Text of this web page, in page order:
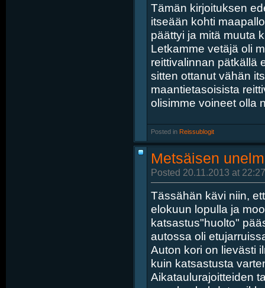
Tämän kirjoituksen
itseään kohti
päättyi ja mitä muuta
Letkamme vetäjä oli
reittivalinnan pätkällä
sitten ottanut vähän
maantietasoisista
olisimme voineet olla
Posted in Reissublogit
Metsäisen
Posted 20.11.2013 at
Tässähän kävi niin,
elokuun lopulla ja
katsastus"huolto"
autossa oli
Auton kori on lievästi
kuin katsastusta
Aikataulurajoitteiden